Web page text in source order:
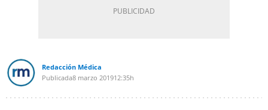
Redacción Médica
Publicada8 marzo 201912:35h